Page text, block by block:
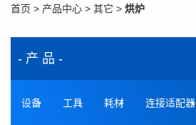
首页 > 产品中心 > 其它 > 烘炉
- 产 品 -
设备 工具 耗材 连接适配器